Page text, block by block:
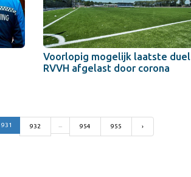
Voorlopig mogelijk laatste duel
RVVH afgelast door corona
931 932 954 955 ›